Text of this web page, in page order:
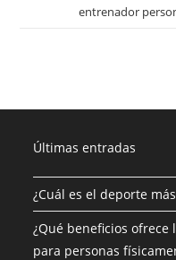
entrenador
Últimas entradas
¿Cuál es el deporte
¿Qué beneficios
para personas